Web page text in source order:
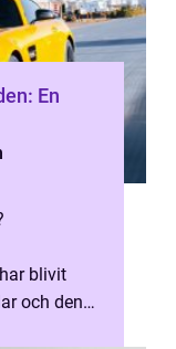
En
blivit
och den